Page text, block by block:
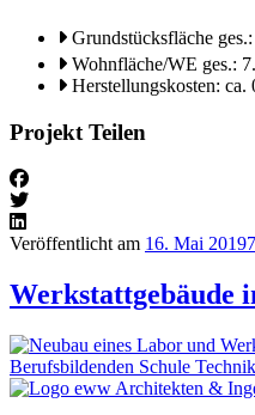
Grundstücksfläche
Wohnfläche/WE ges.:
Herstellungskosten:
Projekt Teilen
Veröffentlicht am 16. Mai 2019
Werkstattgebäude